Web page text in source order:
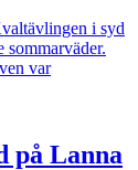
i syd
var
på Lanna